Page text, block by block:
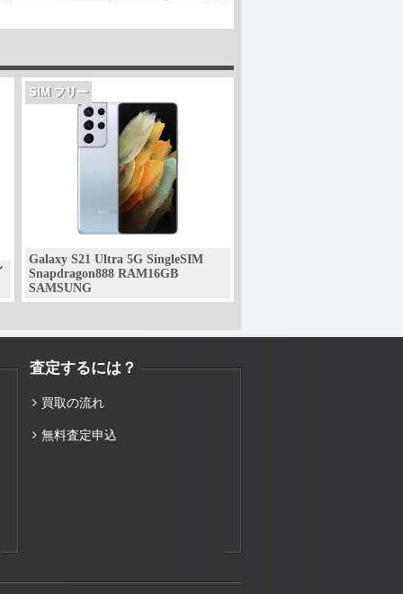
SIM フリー
Galaxy S21 Ultra 5G SingleSIM
Snapdragon888 RAM16GB
SAMSUNG
査定するには？
買取の流れ
無料査定申込